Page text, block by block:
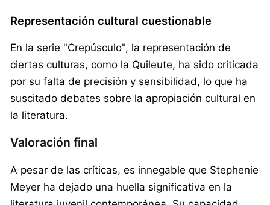
Representación cultural cuestionable
En la serie "Crepúsculo", la representación de
ciertas culturas, como la Quileute, ha sido criticada
por su falta de precisión y sensibilidad, lo que ha
suscitado debates sobre la apropiación cultural en
la literatura.
Valoración final
A pesar de las críticas, es innegable que Stephenie
Meyer ha dejado una huella significativa en la